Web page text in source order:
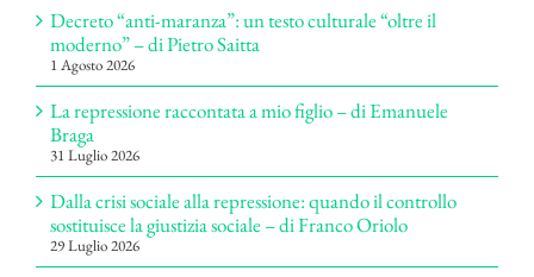
Decreto “anti-maranza”: un testo culturale “oltre il
moderno” – di Pietro Saitta
1 Agosto 2026
La repressione raccontata a mio figlio – di Emanuele
Braga
31 Luglio 2026
Dalla crisi sociale alla repressione: quando il controllo
sostituisce la giustizia sociale – di Franco Oriolo
29 Luglio 2026